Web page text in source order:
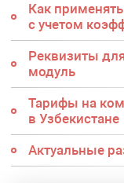
Как
с учетом
Реквизиты
модуль
Тарифы на
в Узбекистане
Актуальные